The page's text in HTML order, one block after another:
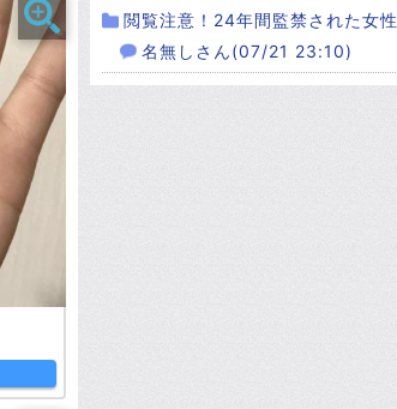
閲覧注意！24年間監禁された女性
名無しさん(07/21 23:10)